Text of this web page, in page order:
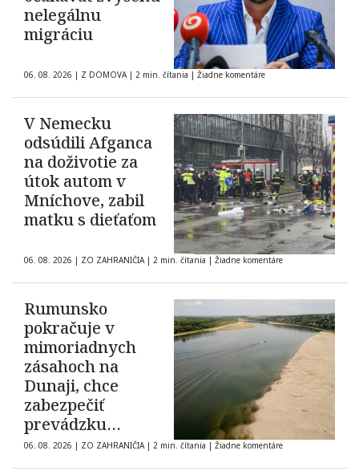
nelegálnu
migráciu
06. 08. 2026 | Z DOMOVA | 2 min. čítania | Žiadne komentáre
V Nemecku
odsúdili Afganca
na doživotie za
útok autom v
Mníchove, zabil
matku s dieťaťom
06. 08. 2026 | ZO ZAHRANIČIA | 2 min. čítania | Žiadne komentáre
Rumunsko
pokračuje v
mimoriadnych
zásahoch na
Dunaji, chce
zabezpečiť
prevádzku
elektrárne
Cernavodă
06. 08. 2026 | ZO ZAHRANIČIA | 2 min. čítania | Žiadne komentáre